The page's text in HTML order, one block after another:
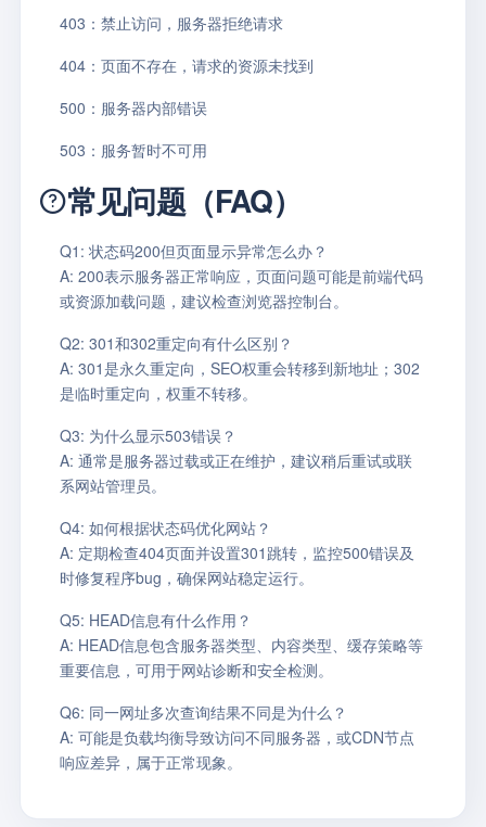
403： 禁止访问，服务器拒绝请求
404： 页面不存在，请求的资源未找到
500： 服务器内部错误
503： 服务暂时不可用
常见问题（FAQ）
Q1: 状态码200但页面显示异常怎么办？
A: 200表示服务器正常响应，页面问题可能是前端代码
或资源加载问题，建议检查浏览器控制台。
Q2: 301和302重定向有什么区别？
A: 301是永久重定向，SEO权重会转移到新地址；302
是临时重定向，权重不转移。
Q3: 为什么显示503错误？
A: 通常是服务器过载或正在维护，建议稍后重试或联
系网站管理员。
Q4: 如何根据状态码优化网站？
A: 定期检查404页面并设置301跳转，监控500错误及
时修复程序bug，确保网站稳定运行。
Q5: HEAD信息有什么作用？
A: HEAD信息包含服务器类型、内容类型、缓存策略等
重要信息，可用于网站诊断和安全检测。
Q6: 同一网址多次查询结果不同是为什么？
A: 可能是负载均衡导致访问不同服务器，或CDN节点
响应差异，属于正常现象。